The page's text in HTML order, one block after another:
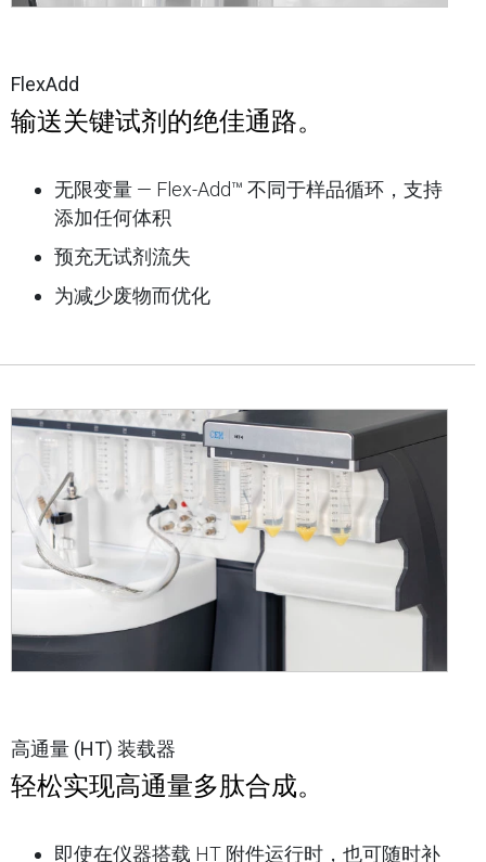
FlexAdd
输送关键试剂的绝佳通路。
无限变量 — Flex-Add™ 不同于样品循环，支持
添加任何体积
预充无试剂流失
为减少废物而优化
高通量 (HT) 装载器
轻松实现高通量多肽合成。
即使在仪器搭载 HT 附件运行时，也可随时补